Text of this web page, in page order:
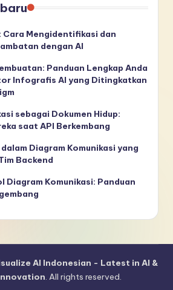
Cara Mengidentifikasi dan
dengan AI
Panduan Lengkap Anda
Infografis AI yang Ditingkatkan
sebagai Dokumen Hidup:
saat API Berkembang
Diagram Komunikasi yang
Backend
Diagram Komunikasi: Panduan
AI Indonesian - Latest in AI &
. All rights reserved.